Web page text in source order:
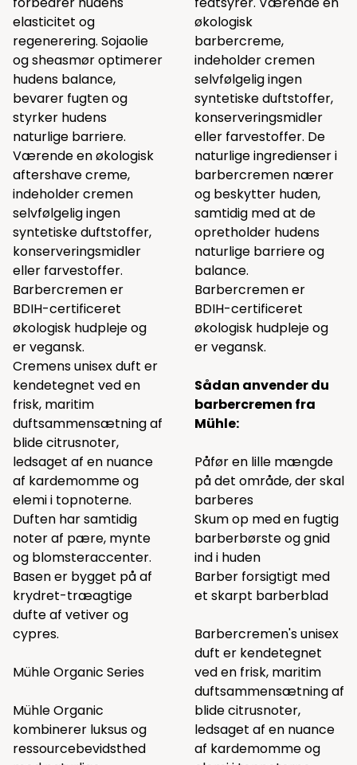
elasticitet og
regenerering. Sojaolie
og sheasmør optimerer
hudens balance,
bevarer fugten og
styrker hudens
naturlige barriere.
Værende en økologisk
aftershave creme,
indeholder cremen
selvfølgelig ingen
syntetiske duftstoffer,
konserveringsmidler
eller farvestoffer.
Barbercremen er
BDIH-certificeret
økologisk hudpleje og
er vegansk.
Cremens unisex duft er
kendetegnet ved en
frisk, maritim
duftsammensætning af
blide citrusnoter,
ledsaget af en nuance
af kardemomme og
elemi i topnoterne.
Duften har samtidig
noter af pære, mynte
og blomsteraccenter.
Basen er bygget på af
krydret-træagtige
dufte af vetiver og
cypres.
Mühle Organic Series
Mühle Organic
kombinerer luksus og
ressourcebevidsthed
økologisk
barbercreme,
indeholder cremen
selvfølgelig ingen
syntetiske duftstoffer,
konserveringsmidler
eller farvestoffer. De
naturlige ingredienser i
barbercremen nærer
og beskytter huden,
samtidig med at de
opretholder hudens
naturlige barriere og
balance.
Barbercremen er
BDIH-certificeret
økologisk hudpleje og
er vegansk.
Sådan anvender du
barbercremen fra
Mühle:
Påfør en lille mængde
på det område, der skal
barberes
Skum op med en fugtig
barberbørste og gnid
ind i huden
Barber forsigtigt med
et skarpt barberblad
Barbercremen's unisex
duft er kendetegnet
ved en frisk, maritim
duftsammensætning af
blide citrusnoter,
ledsaget af en nuance
af kardemomme og